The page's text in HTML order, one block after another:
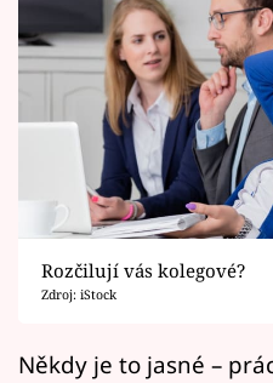
Vztahy
Seriály
Horoskopy
Sledujte prima+
Filmový festival
Rozčilují vás kolegové?
Zdroj: iStock
Někdy je to jasné –